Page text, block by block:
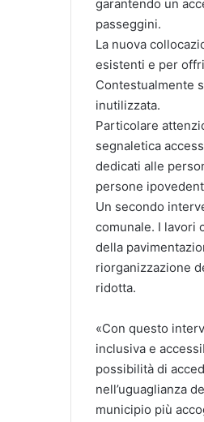
garantendo un
passeggini.
La nuova
esistenti e per
Contestualmente
inutilizzata.
Particolare
segnaletica
dedicati alle
persone
Un secondo
comunale. I lavori
della
riorganizzazione
ridotta.
«Con questo
inclusiva e
possibilità di
nell’uguaglianza
municipio più